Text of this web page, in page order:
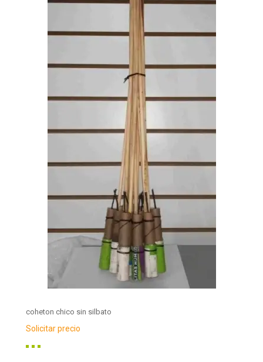
coheton chico sin silbato
Solicitar precio